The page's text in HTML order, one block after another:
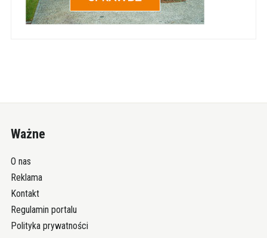
Ważne
O nas
Reklama
Kontakt
Regulamin portalu
Polityka prywatności